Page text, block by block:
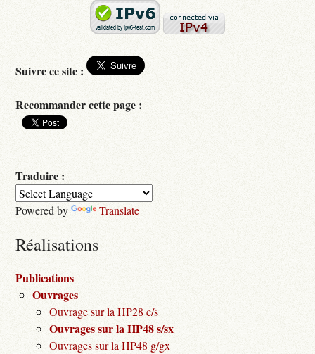
Suivre ce site :
Recommander cette page :
Traduire :
Powered by Translate
Réalisations
Publications
Ouvrages
Ouvrage sur la HP28 c/s
Ouvrages sur la HP48 s/sx
Ouvrages sur la HP48 g/gx